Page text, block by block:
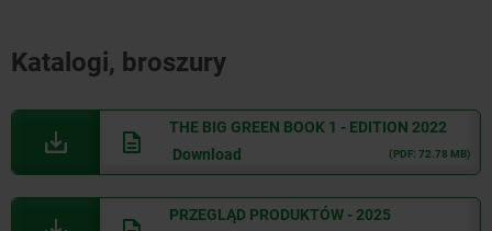
Katalogi, broszury
THE BIG GREEN BOOK 1 - EDITION 2022
Download
(PDF: 72.78 MB)
PRZEGLĄD PRODUKTÓW - 2025